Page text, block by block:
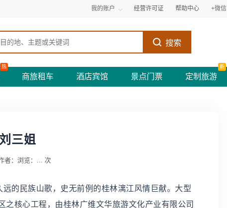
我的账户 经营许可证 帮助中心 +微信
搜索
热
商旅租车 酒店宾馆 景点门票 定制旅游
新
三姐
者： 浏览： ... 次
的民族山歌，史无前例的桂林漓江风情巨献。大型
核心工程，由桂林广维文华旅游文化产业有限公司